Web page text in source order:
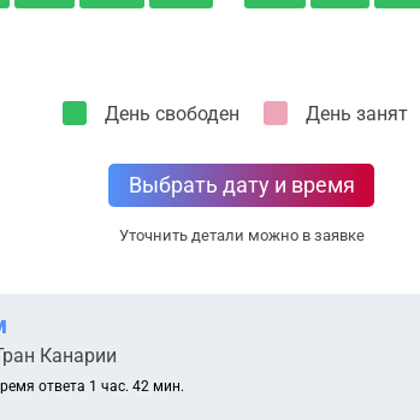
День свободен День занят
Выбрать дату и время
Уточнить детали можно в заявке
Канарии
ответа 1 час. 42 мин.